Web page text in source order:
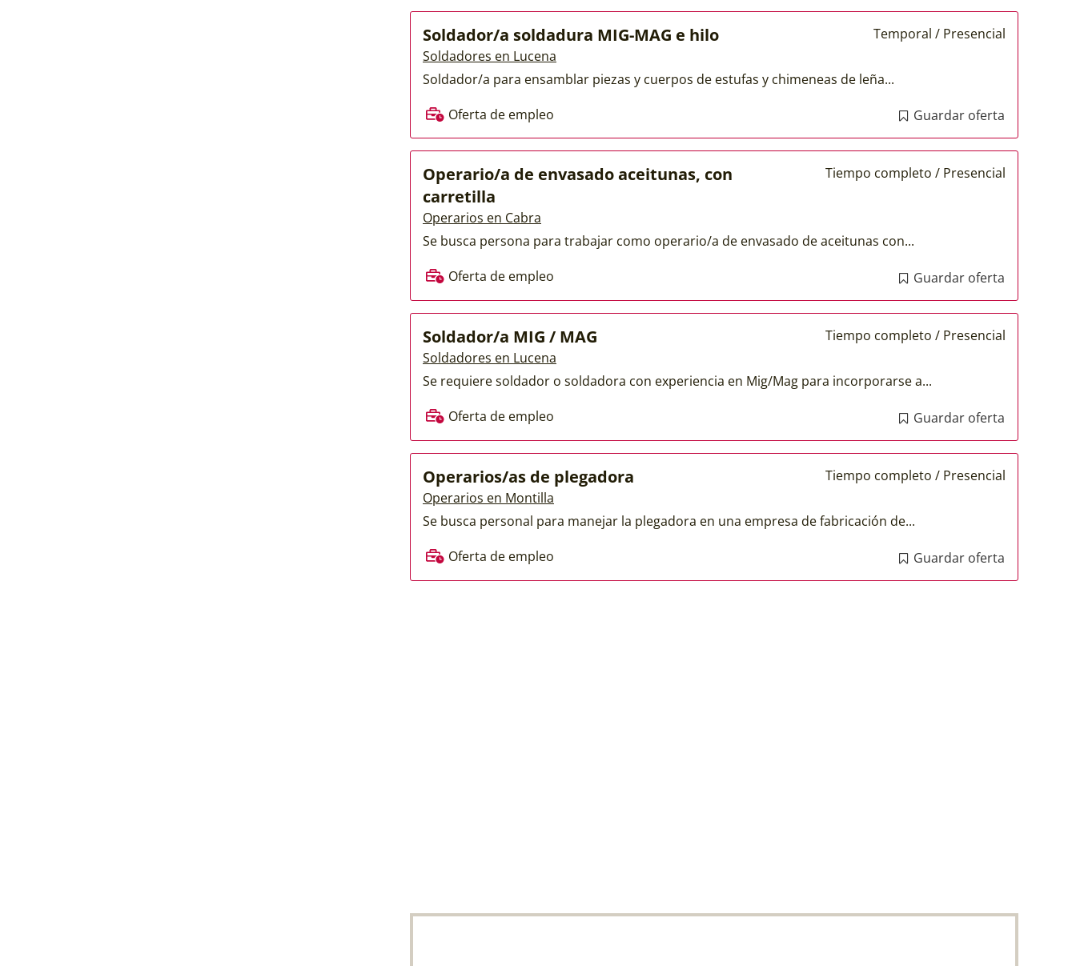
Soldador/a soldadura MIG-MAG e hilo
Soldadores en Lucena
Temporal / Presencial
Soldador/a para ensamblar piezas y cuerpos de estufas y chimeneas de leña...
Oferta de empleo
Guardar oferta
Operario/a de envasado aceitunas, con
carretilla
Operarios en Cabra
Tiempo completo / Presencial
Se busca persona para trabajar como operario/a de envasado de aceitunas con...
Oferta de empleo
Guardar oferta
Soldador/a MIG / MAG
Soldadores en Lucena
Tiempo completo / Presencial
Se requiere soldador o soldadora con experiencia en Mig/Mag para incorporarse a...
Oferta de empleo
Guardar oferta
Operarios/as de plegadora
Operarios en Montilla
Tiempo completo / Presencial
Se busca personal para manejar la plegadora en una empresa de fabricación de...
Oferta de empleo
Guardar oferta